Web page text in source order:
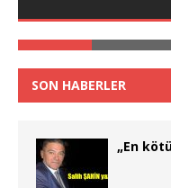
SON HABERLER
„En